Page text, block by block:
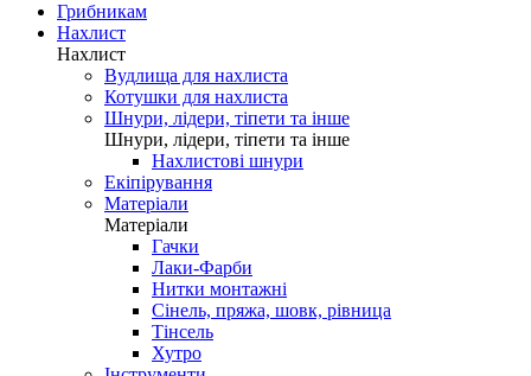
Грибникам
Нахлист
Нахлист
Вудлища для нахлиста
Котушки для нахлиста
Шнури, лідери, тіпети та інше
Шнури, лідери, тіпети та інше
Нахлистові шнури
Екіпірування
Матеріали
Матеріали
Гачки
Лаки-Фарби
Нитки монтажні
Сінель, пряжа, шовк, рівница
Тінсель
Хутро